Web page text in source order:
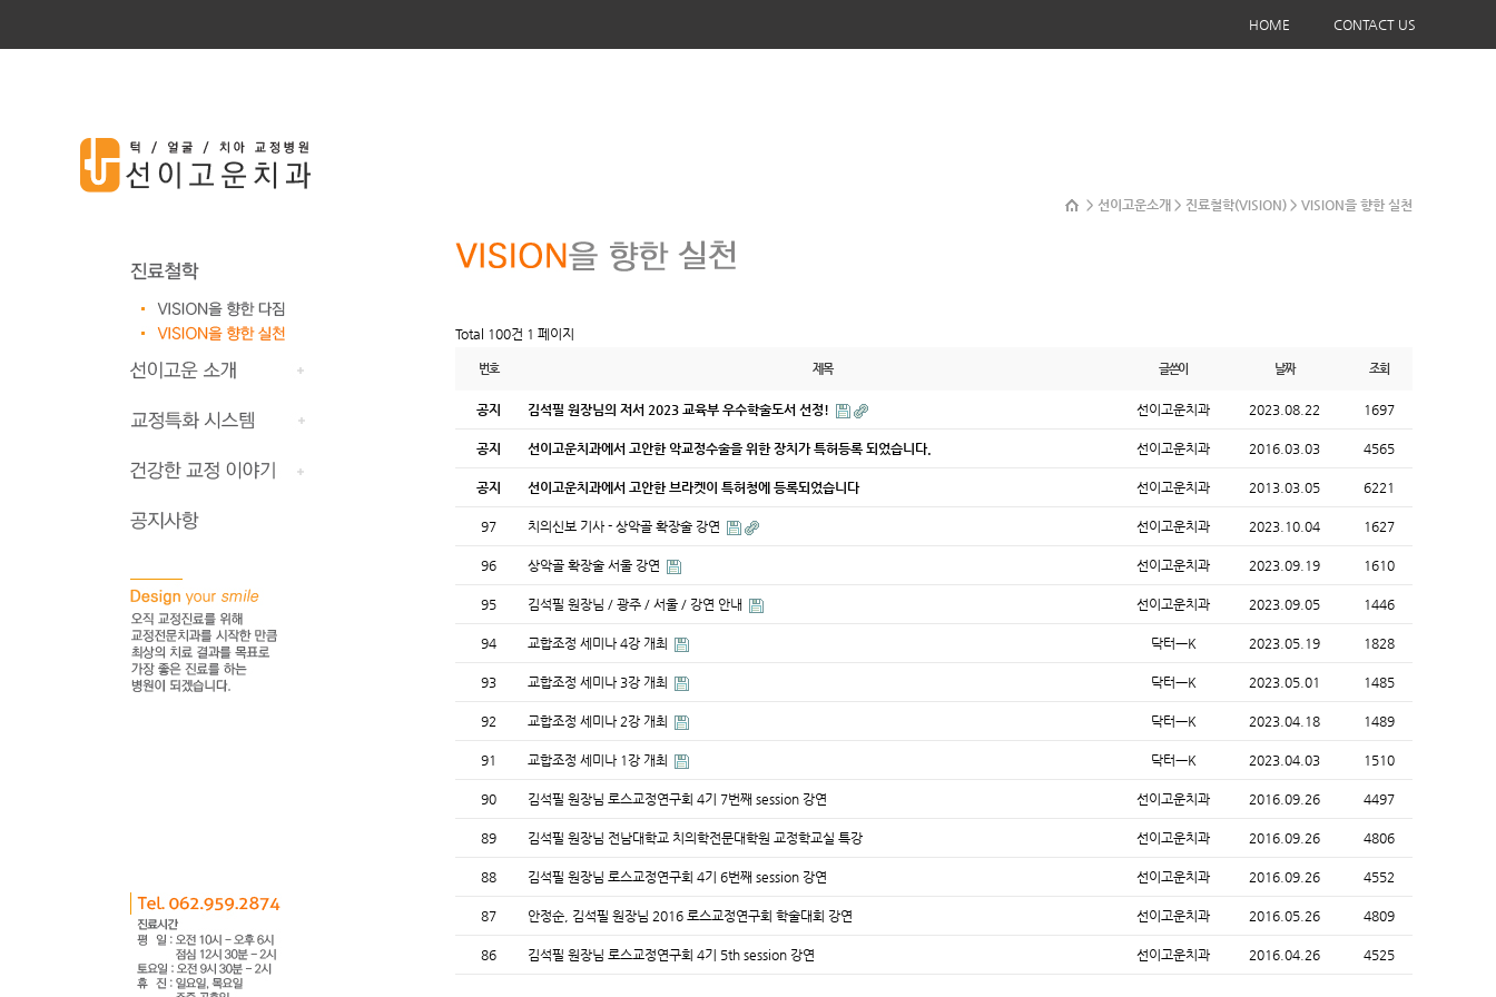
HOME CONTACT US
> 선이고운소개 > 진료철학(VISION) > VISION을 향한 실천
Total 100건 1 페이지
번호 제목 글쓴이 날짜 조회
공지 김석필 원장님의 저서 2023 교육부 우수학술도서 선정! 선이고운치과 2023.08.22 1697
공지 선이고운치과에서 고안한 악교정수술을 위한 장치가 특허등록 되었습니다. 선이고운치과 2016.03.03 4565
공지 선이고운치과에서 고안한 브라켓이 특허청에 등록되었습니다 선이고운치과 2013.03.05 6221
97 치의신보 기사 - 상악골 확장술 강연 선이고운치과 2023.10.04 1627
96 상악골 확장술 서울 강연 선이고운치과 2023.09.19 1610
95 김석필 원장님 / 광주 / 서울 / 강연 안내 선이고운치과 2023.09.05 1446
94 교합조정 세미나 4강 개최 닥터ㅡK 2023.05.19 1828
93 교합조정 세미나 3강 개최 닥터ㅡK 2023.05.01 1485
92 교합조정 세미나 2강 개최 닥터ㅡK 2023.04.18 1489
91 교합조정 세미나 1강 개최 닥터ㅡK 2023.04.03 1510
90 김석필 원장님 로스교정연구회 4기 7번째 session 강연 선이고운치과 2016.09.26 4497
89 김석필 원장님 전남대학교 치의학전문대학원 교정학교실 특강 선이고운치과 2016.09.26 4806
88 김석필 원장님 로스교정연구회 4기 6번째 session 강연 선이고운치과 2016.09.26 4552
87 안정순, 김석필 원장님 2016 로스교정연구회 학술대회 강연 선이고운치과 2016.05.26 4809
86 김석필 원장님 로스교정연구회 4기 5th session 강연 선이고운치과 2016.04.26 4525